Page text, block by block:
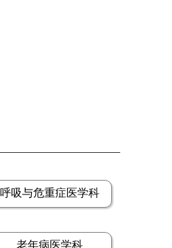
呼吸与危重症医学科
老年病医学科